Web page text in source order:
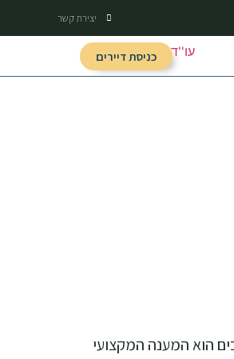
יצירת קשר
כניסת דיירים
הוא המענה המקצועי